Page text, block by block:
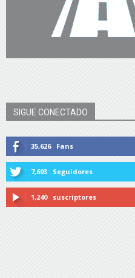
SIGUE CONECTADO
35,626 Fans
7,693 Seguidores
1,240 suscriptores